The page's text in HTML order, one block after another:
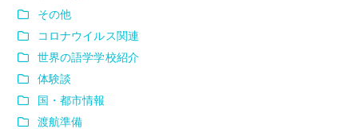
その他
コロナウイルス関連
世界の語学学校紹介
体験談
国・都市情報
渡航準備